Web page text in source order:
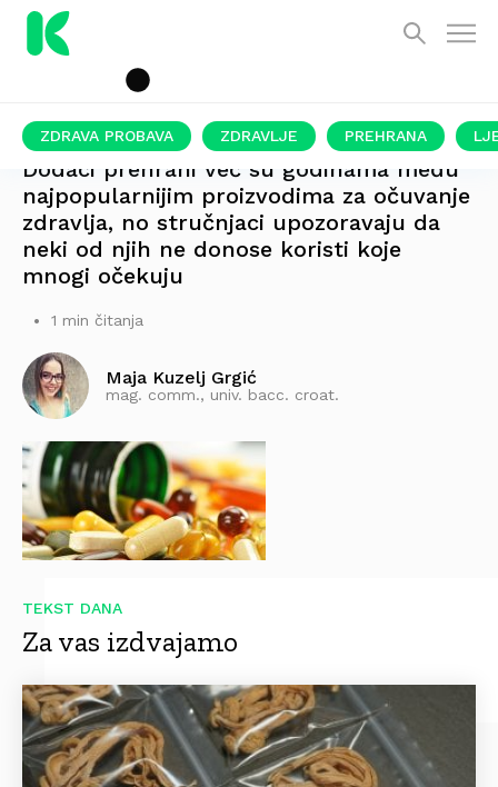
ZDRAVA PROBAVA ZDRAVLJE PREHRANA
Dodaci prehrani već su godinama među
najpopularnijim proizvodima za očuvanje
zdravlja, no stručnjaci upozoravaju da
neki od njih ne donose koristi koje
mnogi očekuju
1 min čitanja
Maja Kuzelj Grgić
mag. comm., univ. bacc. croat.
TEKST DANA
Za vas izdvajamo